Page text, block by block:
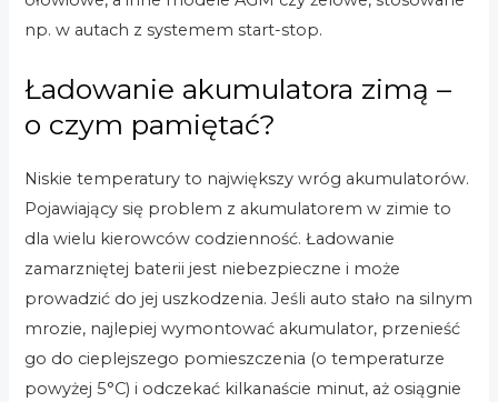
np. w autach z systemem start-stop.
Ładowanie akumulatora zimą –
o czym pamiętać?
Niskie temperatury to największy wróg akumulatorów.
Pojawiający się problem z akumulatorem w zimie to
dla wielu kierowców codzienność. Ładowanie
zamarzniętej baterii jest niebezpieczne i może
prowadzić do jej uszkodzenia. Jeśli auto stało na silnym
mrozie, najlepiej wymontować akumulator, przenieść
go do cieplejszego pomieszczenia (o temperaturze
powyżej 5°C) i odczekać kilkanaście minut, aż osiągnie